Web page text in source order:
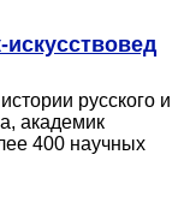
русского и
академик
400 научных